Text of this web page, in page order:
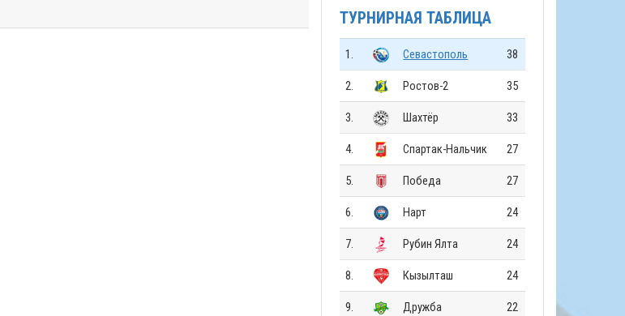
ТУРНИРНАЯ ТАБЛИЦА
1. Севастополь 38
2. Ростов-2 35
3. Шахтёр 33
4. Спартак-Нальчик 27
5. Победа 27
6. Нарт 24
7. Рубин Ялта 24
8. Кызылташ 24
9. Дружба 22